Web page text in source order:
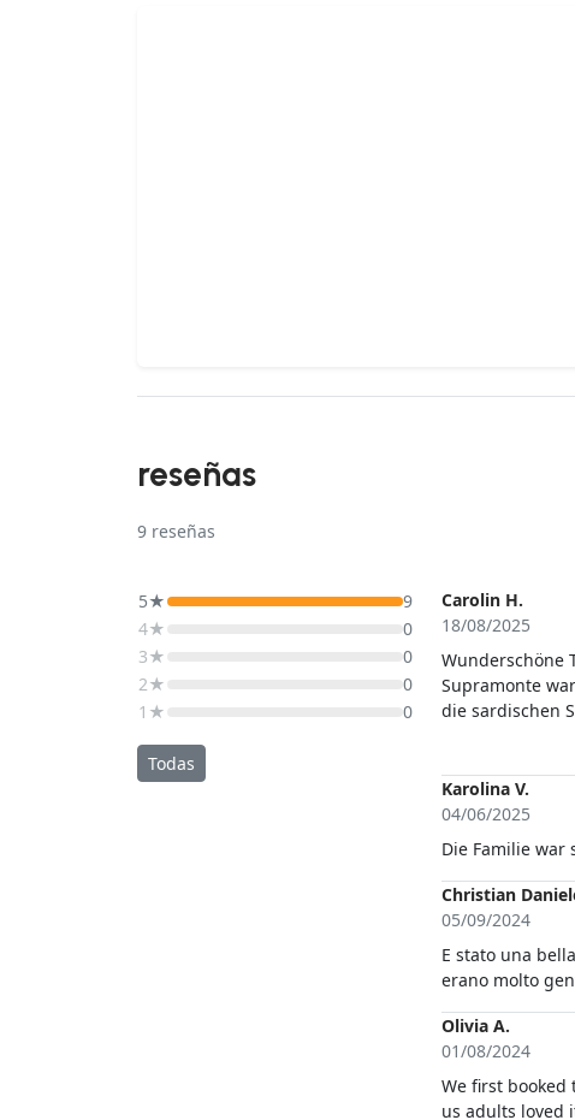
reseñas
9 reseñas
5★
9
4★
0
3★
0
2★
0
1★
0
Todas
Carolin H.
18/08/2025
Wunderschöne
Supramonte
die sardischen
kleinen,
Karolina V.
04/06/2025
Die Familie war
Christian
05/09/2024
E stato una
Olivia A.
01/08/2024
We first
us adults loved